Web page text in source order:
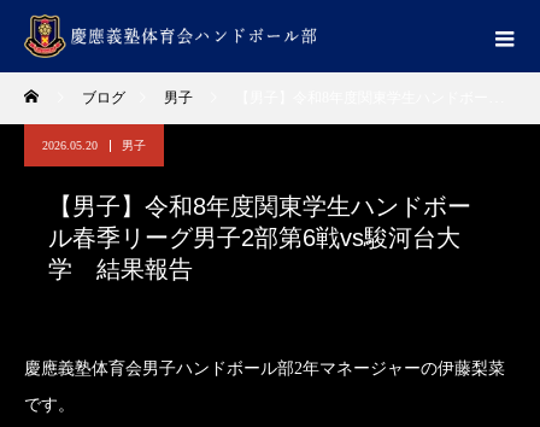
ブログ 男子
2026.05.20 男子
【男子】令和8年度関東学生ハンドボー
ル春季リーグ男子2部第6戦vs駿河台大
学 結果報告
慶應義塾体育会男子ハンドボール部2年マネージャーの伊藤梨菜
です。